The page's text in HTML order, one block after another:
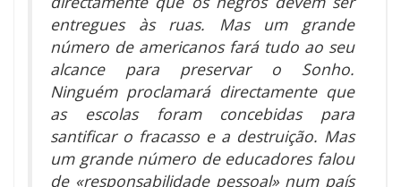
entregues às ruas. Mas um grande
número de americanos fará tudo ao seu
alcance para preservar o Sonho.
Ninguém proclamará directamente que
as escolas foram concebidas para
santificar o fracasso e a destruição. Mas
um grande número de educadores falou
de «responsabilidade pessoal» num país